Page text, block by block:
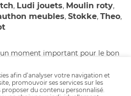
, Ludi jouets, Moulin roty,
meubles, Stokke, Theo,
moment important pour le bon
d'équiper au mieux la chambre
lit ergonomiques et
afin d’analyser votre navigation et
promouvoir ses services sur les
proposer du contenu personnalisé.